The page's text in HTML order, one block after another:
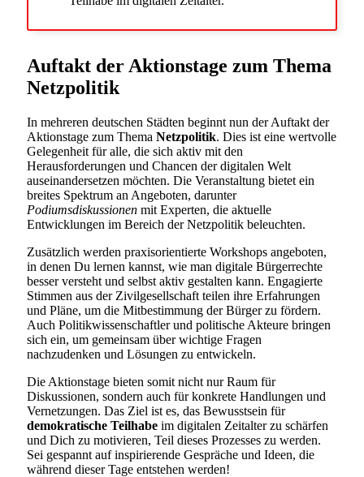
Auftakt der Aktionstage zum Thema
Netzpolitik
In mehreren deutschen Städten beginnt nun der Auftakt der
Aktionstage zum Thema Netzpolitik. Dies ist eine wertvolle
Gelegenheit für alle, die sich aktiv mit den
Herausforderungen und Chancen der digitalen Welt
auseinandersetzen möchten. Die Veranstaltung bietet ein
breites Spektrum an Angeboten, darunter
Podiumsdiskussionen mit Experten, die aktuelle
Entwicklungen im Bereich der Netzpolitik beleuchten.
Zusätzlich werden praxisorientierte Workshops angeboten,
in denen Du lernen kannst, wie man digitale Bürgerrechte
besser versteht und selbst aktiv gestalten kann. Engagierte
Stimmen aus der Zivilgesellschaft teilen ihre Erfahrungen
und Pläne, um die Mitbestimmung der Bürger zu fördern.
Auch Politikwissenschaftler und politische Akteure bringen
sich ein, um gemeinsam über wichtige Fragen
nachzudenken und Lösungen zu entwickeln.
Die Aktionstage bieten somit nicht nur Raum für
Diskussionen, sondern auch für konkrete Handlungen und
Vernetzungen. Das Ziel ist es, das Bewusstsein für
demokratische Teilhabe im digitalen Zeitalter zu schärfen
und Dich zu motivieren, Teil dieses Prozesses zu werden.
Sei gespannt auf inspirierende Gespräche und Ideen, die
während dieser Tage entstehen werden!